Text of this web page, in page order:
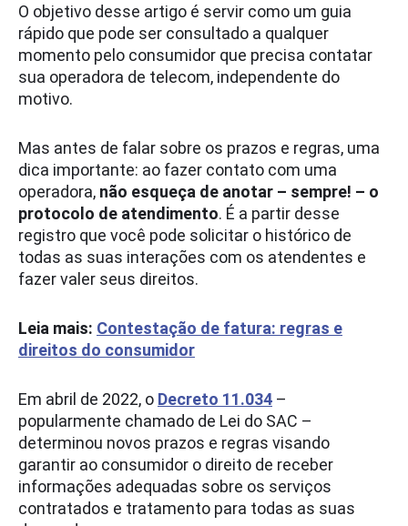
O objetivo desse artigo é servir como um guia
rápido que pode ser consultado a qualquer
momento pelo consumidor que precisa contatar
sua operadora de telecom, independente do
motivo.
Mas antes de falar sobre os prazos e regras, uma
dica importante: ao fazer contato com uma
operadora, não esqueça de anotar – sempre! – o
protocolo de atendimento. É a partir desse
registro que você pode solicitar o histórico de
todas as suas interações com os atendentes e
fazer valer seus direitos.
Leia mais: Contestação de fatura: regras e
direitos do consumidor
Em abril de 2022, o Decreto 11.034 –
popularmente chamado de Lei do SAC –
determinou novos prazos e regras visando
garantir ao consumidor o direito de receber
informações adequadas sobre os serviços
contratados e tratamento para todas as suas